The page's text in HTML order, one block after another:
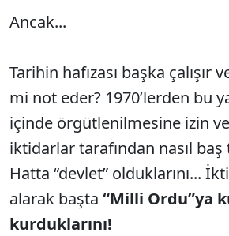
Ancak...
Tarihin hafızası başka çalışır
mi not eder? 1970’lerden bu
içinde örgütlenilmesine izin
iktidarlar tarafından nasıl baş
Hatta “devlet” olduklarını...
alarak başta “Milli Ordu”ya
kurduklarını!